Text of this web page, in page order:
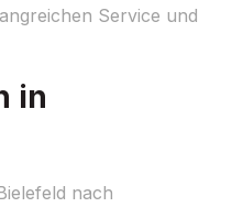
Service und
in
nach